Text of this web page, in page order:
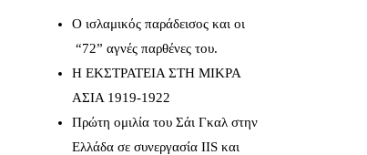
Ο ισλαμικός παράδεισος και οι
“72” αγνές παρθένες του.
Η ΕΚΣΤΡΑΤΕΙΑ ΣΤΗ ΜΙΚΡΑ
ΑΣΙΑ 1919-1922
Πρώτη ομιλία του Σάι Γκαλ στην
Ελλάδα σε συνεργασία IIS και